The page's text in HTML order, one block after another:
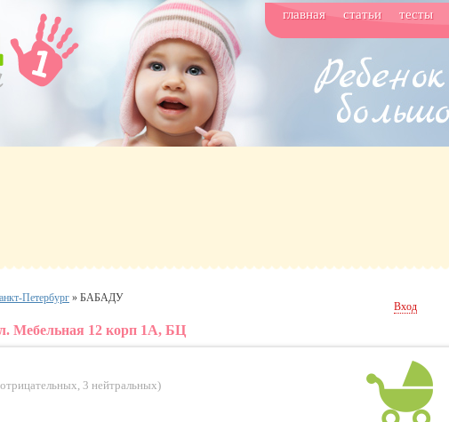
главная статьи тесты
Петербург » БАБАДУ
Вход
Мебельная 12 корп 1А, БЦ
, 3 нейтральных)